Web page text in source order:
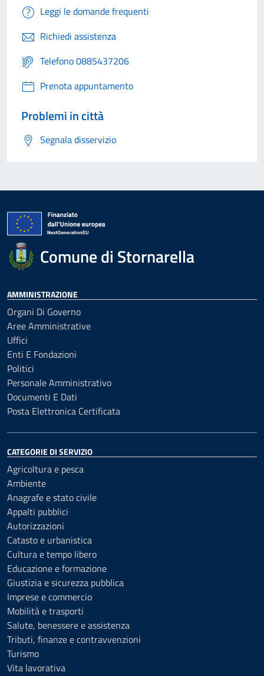
Leggi le domande frequenti
Richiedi assistenza
Telefono 0885437206
Prenota appuntamento
Problemi in città
Segnala disservizio
Comune di Stornarella
AMMINISTRAZIONE
Organi Di Governo
Aree Amministrative
Uffici
Enti E Fondazioni
Politici
Personale Amministrativo
Documenti E Dati
Posta Elettronica Certificata
CATEGORIE DI SERVIZIO
Agricoltura e pesca
Ambiente
Anagrafe e stato civile
Appalti pubblici
Autorizzazioni
Catasto e urbanistica
Cultura e tempo libero
Educazione e formazione
Giustizia e sicurezza pubblica
Imprese e commercio
Mobilità e trasporti
Salute, benessere e assistenza
Tributi, finanze e contravvenzioni
Turismo
Vita lavorativa